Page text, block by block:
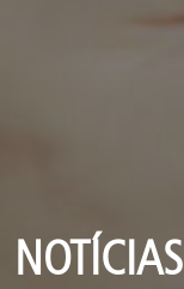
NOTÍCIAS